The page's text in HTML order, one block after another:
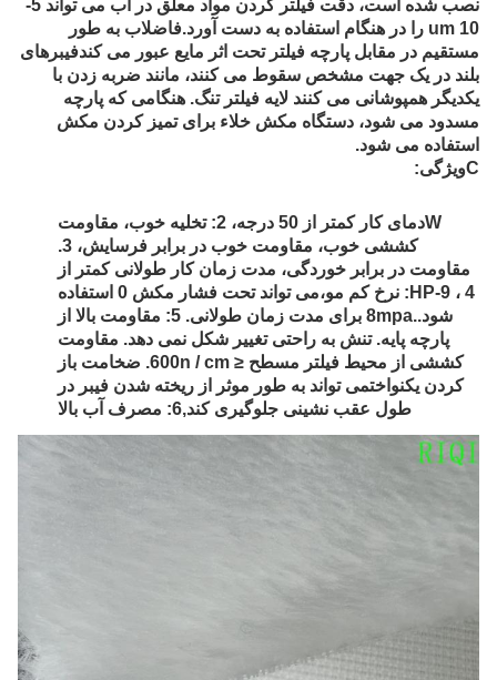
نصب شده است، دقت فیلتر کردن مواد معلق در آب می تواند 5-
10 um را در هنگام استفاده به دست آورد.فاضلاب به طور
مستقیم در مقابل پارچه فیلتر تحت اثر مایع عبور می کندفیبرهای
بلند در یک جهت مشخص سقوط می کنند، مانند ضربه زدن با
یکدیگر همپوشانی می کنند لایه فیلتر تنگ. هنگامی که پارچه
مسدود می شود، دستگاه مکش خلاء برای تمیز کردن مکش
استفاده می شود.
Cویژگی:
W
دمای کار کمتر از 50 درجه، 2: تخلیه خوب، مقاومت
کششی خوب، مقاومت خوب در برابر فرسایش، 3.
مقاومت در برابر خوردگی، مدت زمان کار طولانی کمتر از
HP-9 ، 4: نرخ کم مو،می تواند تحت فشار مکش 0 استفاده
شود..8mpa برای مدت زمان طولانی. 5: مقاومت بالا از
پارچه پایه. تنش به راحتی تغییر شکل نمی دهد. مقاومت
کششی از محیط فیلتر مسطح ≤ 600n / cm. ضخامت باز
کردن یکنواختمی تواند به طور موثر از ریخته شدن فیبر در
طول عقب نشینی جلوگیری کند,6: مصرف آب بالا